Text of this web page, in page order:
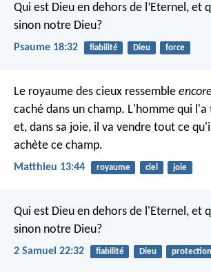
Qui est Dieu en dehors de l’Eternel, et
sinon notre Dieu?
Psaume 18:32 fiabilité Dieu force
Le royaume des cieux ressemble encore
caché dans un champ. L'homme qui
et, dans sa joie, il va vendre tout ce
achète ce champ.
Matthieu 13:44 royaume ciel joie
Qui est Dieu en dehors de l'Eternel, et
sinon notre Dieu?
2 Samuel 22:32 fiabilité Dieu protection